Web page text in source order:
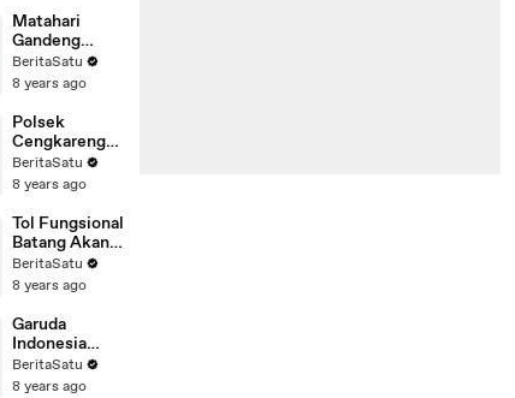
Matahari
Gandeng
Desainer
Muda di IFF
BeritaSatu
8 years ago
Polsek
Cengkareng
Gerebek
Rumah
Miras
BeritaSatu
8 years ago
Tol Fungsional
Batang Akan
Dibuka Satu
Lajur
BeritaSatu
8 years ago
Garuda
Indonesia
Minta Maaf
Terkait
BeritaSatu
8 years ago